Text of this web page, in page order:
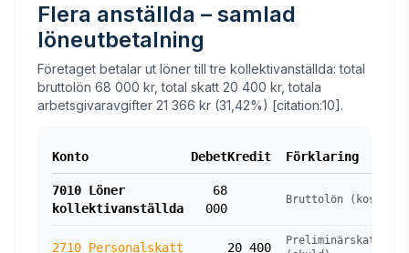
Flera anställda – samlad
löneutbetalning
Företaget betalar ut löner till tre kollektivanställda: total
bruttolön 68 000 kr, total skatt 20 400 kr, totala
arbetsgivaravgifter 21 366 kr (31,42%) [citation:10].
Konto DebetKredit Förklaring
7010 Löner
kollektivanställda
68
000
Bruttolön (kostnad)
2710 Personalskatt 20 400
Preliminärskatt